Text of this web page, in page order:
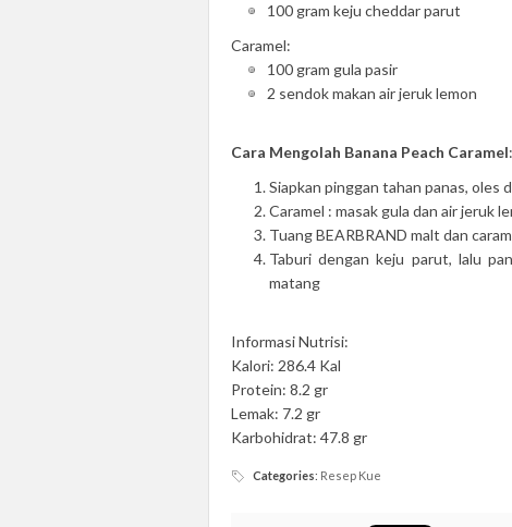
100 gram keju cheddar parut
Caramel:
100 gram gula pasir
2 sendok makan air jeruk lemon
Cara Mengolah Banana Peach Caramel:
Siapkan pinggan tahan panas, oles
Caramel : masak gula dan air jeruk
Tuang BEARBRAND malt dan
Taburi dengan keju parut, lalu
matang
Informasi Nutrisi:
Kalori: 286.4 Kal
Protein: 8.2 gr
Lemak: 7.2 gr
Karbohidrat: 47.8 gr
Categories: Resep Kue